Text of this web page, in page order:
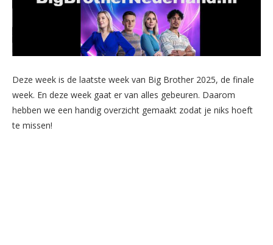
Deze week is de laatste week van Big Brother 2025, de finale
week. En deze week gaat er van alles gebeuren. Daarom
hebben we een handig overzicht gemaakt zodat je niks hoeft
te missen!